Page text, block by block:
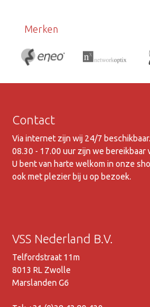
Merken
Contact
Via internet zijn wij 24/7
08.30 - 17.00 uur zijn we bereikbaar
U bent van harte welkom in onze
ook met plezier bij u op bezoek.
VSS Nederland B.V.
Telfordstraat 11m
8013 RL Zwolle
Marslanden G6